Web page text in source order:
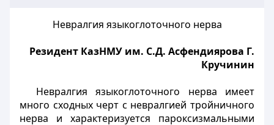
Невралгия языкоглоточного нерва
Резидент КазНМУ им. С.Д. Асфендиярова Г.
Кручинин
Невралгия языкоглоточного нерва имеет
много сходных черт с невралгией тройничного
нерва и характеризуется пароксизмальными